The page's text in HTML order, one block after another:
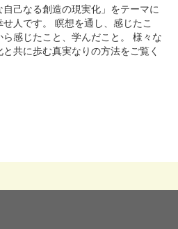
己なる創造の現実化」をテーマに
人です。 瞑想を通し、感じたこ
感じたこと、学んだこと。 様々な
共に歩む真実なりの方法をご覧く